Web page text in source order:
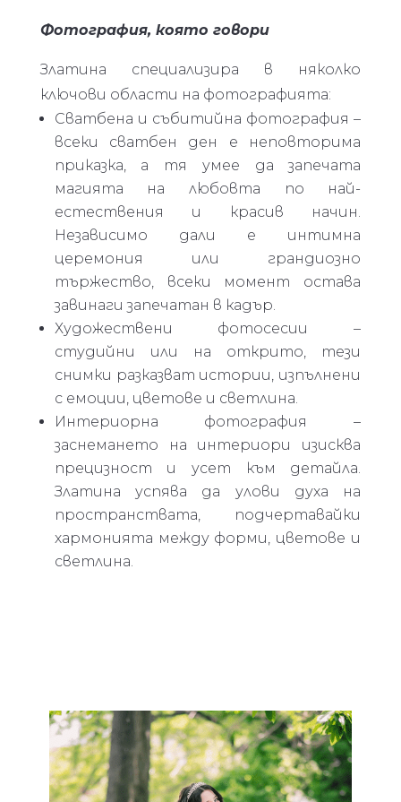
Фотография, която говори
Златина специализира в няколко
ключови области на фотографията:
Сватбена и събитийна фотография –
всеки сватбен ден е неповторима
приказка, а тя умее да запечата
магията на любовта по най-
естествения и красив начин.
Независимо дали е интимна
церемония или грандиозно
тържество, всеки момент остава
завинаги запечатан в кадър.
Художествени фотосесии –
студийни или на открито, тези
снимки разказват истории, изпълнени
с емоции, цветове и светлина.
Интериорна фотография –
заснемането на интериори изисква
прецизност и усет към детайла.
Златина успява да улови духа на
пространствата, подчертавайки
хармонията между форми, цветове и
светлина.